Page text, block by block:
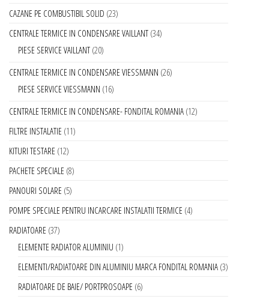
CAZANE PE COMBUSTIBIL SOLID 23
CENTRALE TERMICE IN CONDENSARE VAILLANT 34
PIESE SERVICE VAILLANT 20
CENTRALE TERMICE IN CONDENSARE VIESSMANN 26
PIESE SERVICE VIESSMANN 16
CENTRALE TERMICE IN CONDENSARE- FONDITAL ROMANIA 12
FILTRE INSTALATIE 11
KITURI TESTARE 12
PACHETE SPECIALE 8
PANOURI SOLARE 5
POMPE SPECIALE PENTRU INCARCARE INSTALATII TERMICE 4
RADIATOARE 37
ELEMENTE RADIATOR ALUMINIU 1
ELEMENTI/RADIATOARE DIN ALUMINIU MARCA FONDITAL ROMANIA 3
RADIATOARE DE BAIE/ PORTPROSOAPE 6